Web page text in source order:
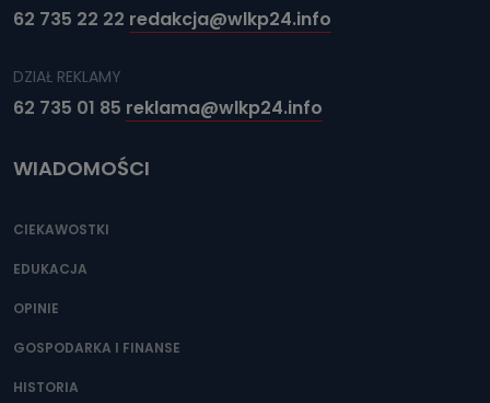
62 735 22 22 redakcja@wlkp24.info
DZIAŁ REKLAMY
62 735 01 85 reklama@wlkp24.info
WIADOMOŚCI
CIEKAWOSTKI
EDUKACJA
OPINIE
GOSPODARKA I FINANSE
HISTORIA